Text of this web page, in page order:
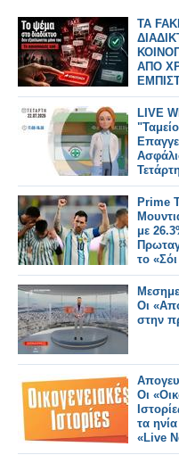
TA
ΑΠΟ
LIVE
"Ταμείο
17:00
Prime
με
το
Οι
στην
Οι
τα
«Live